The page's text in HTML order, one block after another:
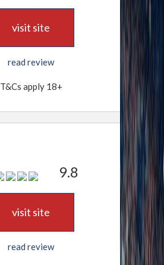
visit site
read review
T&Cs apply 18+
9.8
visit site
read review